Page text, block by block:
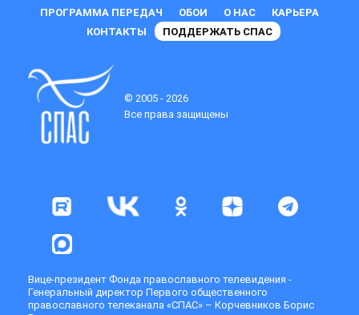
ПРОГРАММА ПЕРЕДАЧ ОБОИ О НАС
КАРЬЕРА
КОНТАКТЫ
ПОДДЕРЖАТЬ СПАС
© 2005 - 2026
Все права защищены
Вице-президент Фонда православного телевидения -
Генеральный директор Первого общественного
православного телеканала «СПАС» – Корчевников Борис